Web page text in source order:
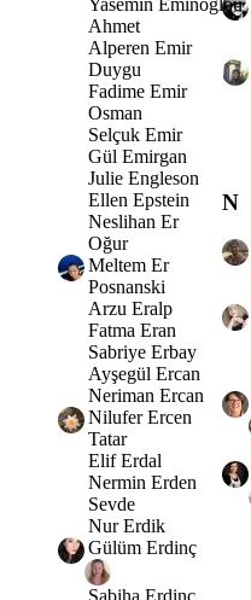
Yasemin Eminoglou
Ahmet
Alperen Emir
Duygu
Fadime Emir
Osman
Selçuk Emir
Gül Emirgan
Julie Engleson
Ellen Epstein
Neslihan Er
Oğur
Meltem Er
Posnanski
Arzu Eralp
Fatma Eran
Sabriye Erbay
Ayşegül Ercan
Neriman Ercan
Nilufer Ercen
Tatar
Elif Erdal
Nermin Erden
Sevde
Nur Erdik
Gülüm Erdinç
Sabiha Erdinc
N